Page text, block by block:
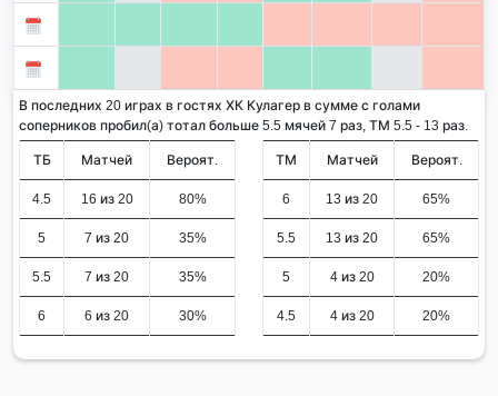
В последних 20 играх в гостях ХК Кулагер в сумме с голами
соперников пробил(а) тотал больше 5.5 мячей 7 раз, ТМ 5.5 - 13 раз.
ТБ Матчей Вероят.
4.5 16 из 20 80%
5 7 из 20 35%
5.5 7 из 20 35%
6 6 из 20 30%
ТМ Матчей Вероят.
6 13 из 20 65%
5.5 13 из 20 65%
5 4 из 20 20%
4.5 4 из 20 20%